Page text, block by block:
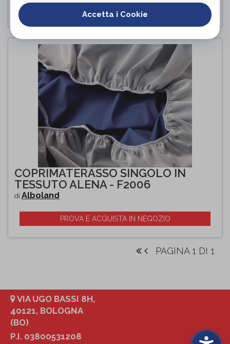
COPRIMATERASSO SINGOLO IN
TESSUTO ALENA - F2006
di Alboland
PROVA E ACQUISTA IN NEGOZIO
PAGINA 1 DI 1
VIA UGO BASSI 8H,
40121, BOLOGNA
(BO)
P.I. 03800531208
Accetta i Cookie